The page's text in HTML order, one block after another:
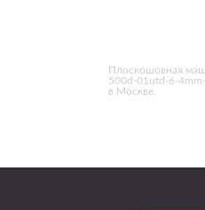
Плоскошовная
500d-01utd-6-
в Москве.